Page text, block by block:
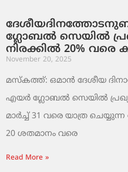
ഗ്ലോബൽ സെയിൽ
നിരക്കിൽ 20% വരെ
November 20, 2025
മസ്‌കത്ത്: ഒമാൻ ദേശീയ
എയർ ഗ്ലോബൽ സെയിൽ
മാർച്ച് 31 വരെ യാത്ര
20 ശതമാനം വരെ
Read More »